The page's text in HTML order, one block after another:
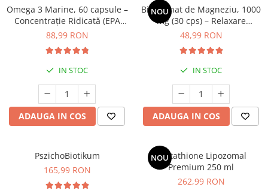
Spray SPF
Uleiuri bronzare
Igienă Personală
Deodorante
Mâini și Unghii
Creme mâini
Cosmetice coreene
Beauty of Joseon
Magneziu
Miere de Manuka
Probiotice
Quercetin
Resveratrol
Omega 3 Marine, 60 capsule –
Concentrație Ridicată (EPA
400 mg / DHA 300 mg) pentru
88,99 RON
IN STOC
ADAUGA IN COS
NOU
Bisglicinat de Magneziu, 1000
mg (30 cps) – Relaxare
Profundă, Somn Odihnitor și
48,99 RON
IN STOC
ADAUGA IN COS
PszichoBiotikum
165,99 RON
NOU
Glutathione Lipozomal
Premium 250 ml
262,99 RON